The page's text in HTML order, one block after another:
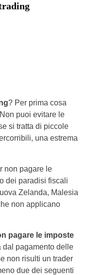
? Per prima cosa
puoi evitare le
si tratta di piccole
una estrema
non pagare le
dei paradisi fiscali
Zelanda, Malesia
non applicano
pagare le imposte
dal pagamento delle
non risulti un trader
due dei seguenti